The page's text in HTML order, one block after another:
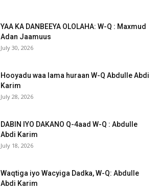
YAA KA DANBEEYA OLOLAHA: W-Q : Maxmud
Adan Jaamuus
July 30, 2026
Hooyadu waa lama huraan W-Q Abdulle Abdi
Karim
July 28, 2026
DABIN IYO DAKANO Q-4aad W-Q : Abdulle
Abdi Karim
July 18, 2026
Waqtiga iyo Wacyiga Dadka, W-Q: Abdulle
Abdi Karim